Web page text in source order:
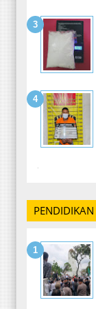
-
PENDIDIKAN